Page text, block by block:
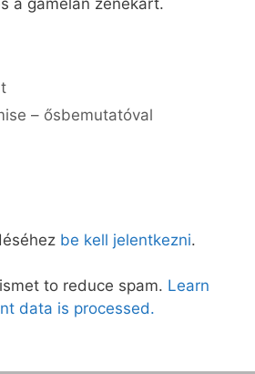
– ősbemutatóval
be kell jelentkezni.
to reduce spam. Learn
data is processed.